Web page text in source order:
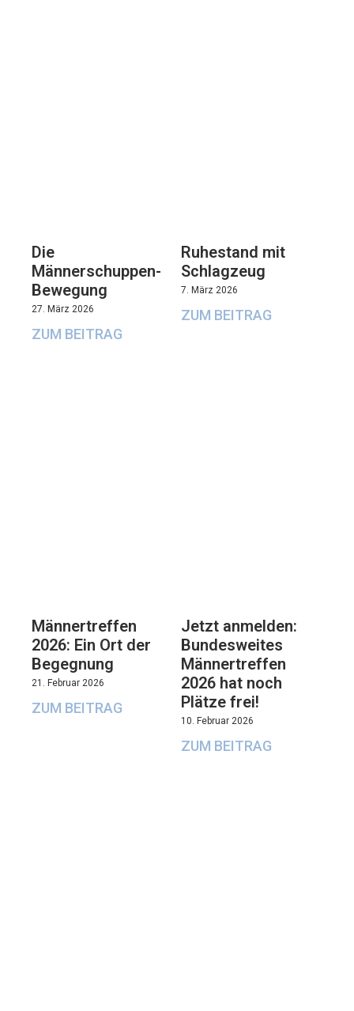
Die
Männerschuppen-
Bewegung
27. März 2026
ZUM BEITRAG
Ruhestand mit
Schlagzeug
7. März 2026
ZUM BEITRAG
Männertreffen
2026: Ein Ort der
Begegnung
21. Februar 2026
ZUM BEITRAG
Jetzt anmelden:
Bundesweites
Männertreffen
2026 hat noch
Plätze frei!
10. Februar 2026
ZUM BEITRAG